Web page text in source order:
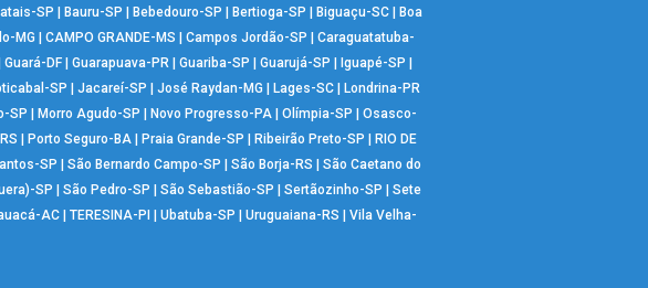
SP | Bauru-SP | Bebedouro-SP | Bertioga-SP | Biguaçu-SC| Boa
MG | CAMPO GRANDE-MS | Campos Jordão-SP | Caraguatatuba-
Guará-DF | Guarapuava-PR | Guariba-SP | Guarujá-SP | Iguapé-SP |
SP | Jacareí-SP | José Raydan-MG | Lages-SC| Londrina-PR
SP | Morro Agudo-SP | Novo Progresso-PA | Olímpia-SP | Osasco-
| Porto Seguro-BA| Praia Grande-SP | Ribeirão Preto-SP | RIO DE
SP | São Bernardo Campo-SP | São Borja-RS | São Caetano do
SP | São Pedro-SP | São Sebastião-SP | Sertãozinho-SP | Sete
AC| TERESINA-PI | Ubatuba-SP | Uruguaiana-RS | Vila Velha-